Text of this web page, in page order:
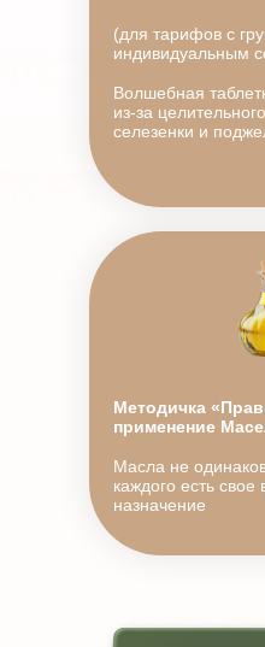
Волшебная
из-за
селезенки и
(для тарифов с
индивидуальным
Масла не
каждого есть
назначение
Методичка
применение